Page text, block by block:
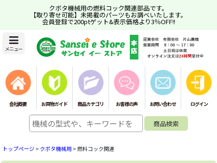
クボタ機械用の燃料コック関連部品です。
【取り寄せ可能】未掲載のパーツもお調べいたします。
会員登録で200ptゲット&表示価格より3％OFF!!
メニュー
会社概要 お買物ガイド 商品カテゴリ お客様の声 お問い合わせ ログイン
トップページ>クボタ機械用 >燃料コック関連